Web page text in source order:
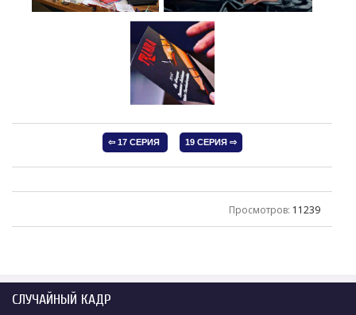
Просмотров: 11239
СЛУЧАЙНЫЙ КАДР